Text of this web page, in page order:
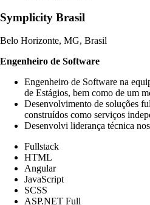
Symplicity Brasil
Belo Horizonte, MG, Brasil
Engenheiro de Software
Engenheiro de Software na
de Estágios, bem como de um
Desenvolvimento de soluções
construídos como serviços
Desenvolvi liderança técnica
Fullstack
HTML
Angular
JavaScript
SCSS
ASP.NET Full